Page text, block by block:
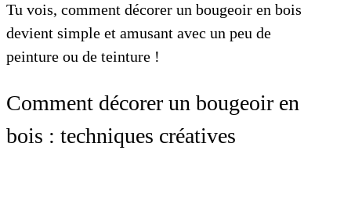
Tu vois, comment décorer un bougeoir en bois
devient simple et amusant avec un peu de
peinture ou de teinture !
Comment décorer un bougeoir en
bois : techniques créatives